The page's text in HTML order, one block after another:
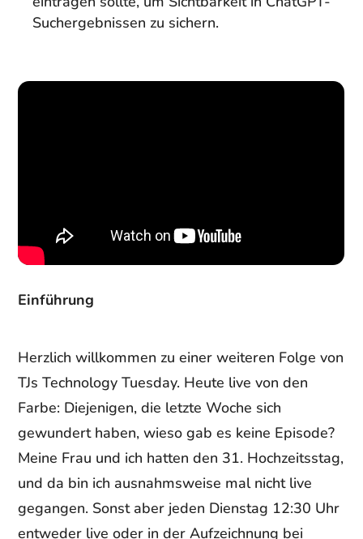
Suchergebnissen zu sichern.
Einführung
Herzlich willkommen zu einer weiteren Folge von
TJs Technology Tuesday. Heute live von den
Farbe: Diejenigen, die letzte Woche sich
gewundert haben, wieso gab es keine Episode?
Meine Frau und ich hatten den 31. Hochzeitsstag,
und da bin ich ausnahmsweise mal nicht live
gegangen. Sonst aber jeden Dienstag 12:30 Uhr
entweder live oder in der Aufzeichnung bei